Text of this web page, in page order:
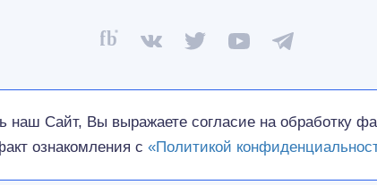
которой запрещена на территории России.
наш Сайт, Вы выражаете согласие на обработку
ознакомления с «Политикой